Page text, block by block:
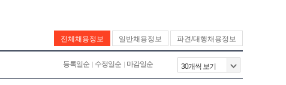
동성로 상권이 국채보상로 남쪽으로 쏠리고 국채보상로 북쪽 교동
대구 지역 최초로 입점시키는 등 경쟁력 강화를 위해 애썼다. 이러한
입점시키기도 했다. 2020년에는 발렌시아가를 1층 명품관에 추가
는 강수를 두기도 했다. 또 6월에는 지하 2층 식품관의 브랜드를 대대
픈했던 타임밸리가 결국 철수해 현대백화점 대구점으로 이동했다.
전체채용정보 일반채용정보 파견/대행채용정보
등록일순 수정일순 마감일순